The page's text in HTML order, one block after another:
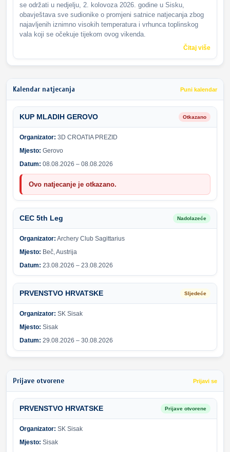
se održati u nedjelju, 2. kolovoza 2026. godine u Sisku,
obavještava sve sudionike o promjeni satnice natjecanja zbog
najavljenih iznimno visokih temperatura i vrhunca toplinskog
vala koji se očekuje tijekom ovog vikenda.
Čitaj više
Kalendar natjecanja Puni kalendar
KUP MLADIH GEROVO Otkazano
Organizator: 3D CROATIA PREZID
Mjesto: Gerovo
Datum: 08.08.2026 – 08.08.2026
Ovo natjecanje je otkazano.
CEC 5th Leg Nadolazeće
Organizator: Archery Club Sagittarius
Mjesto: Beč, Austrija
Datum: 23.08.2026 – 23.08.2026
PRVENSTVO HRVATSKE Sljedeće
Organizator: SK Sisak
Mjesto: Sisak
Datum: 29.08.2026 – 30.08.2026
Prijave otvorene Prijavi se
PRVENSTVO HRVATSKE Prijave otvorene
Organizator: SK Sisak
Mjesto: Sisak